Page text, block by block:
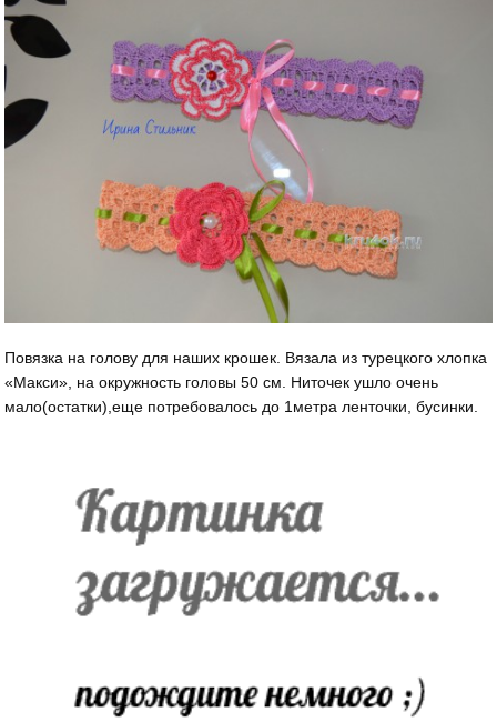
Повязка на голову для наших крошек. Вязала из турецкого хлопка
«Макси», на окружность головы 50 см. Ниточек ушло очень
мало(остатки),еще потребовалось до 1метра ленточки, бусинки.